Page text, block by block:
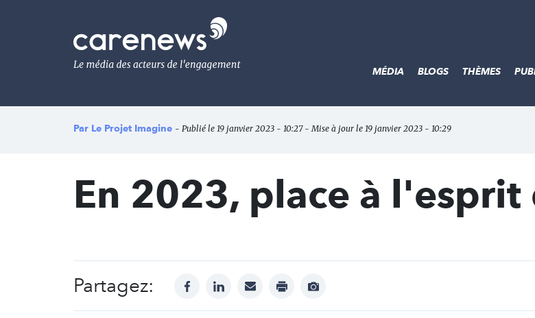
Le
média
de
l'engagement
MÉDIA BLOGS THÈMES
Par Le Projet Imagine - Publié le 19 janvier 2023 - 10:27 - Mise à jour le 19 janvier 2023 - 10:29
En 2023, place à l'esprit
Partagez: facebooklinkedinmail print
Afficher